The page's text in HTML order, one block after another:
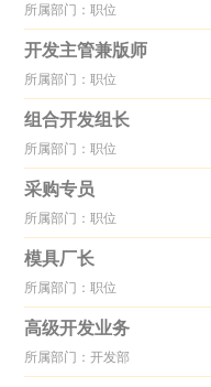
所属部门：职位
开发主管兼版师
所属部门：职位
组合开发组长
所属部门：职位
采购专员
所属部门：职位
模具厂长
所属部门：职位
高级开发业务
所属部门：开发部